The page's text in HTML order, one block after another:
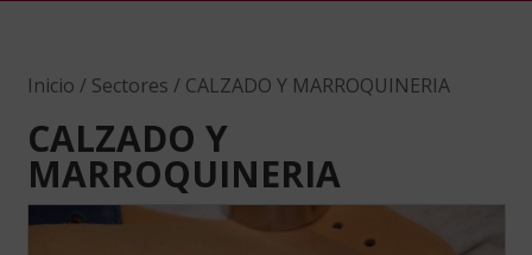
Inicio / Sectores / CALZADO Y MARROQUINERIA
CALZADO Y
MARROQUINERIA